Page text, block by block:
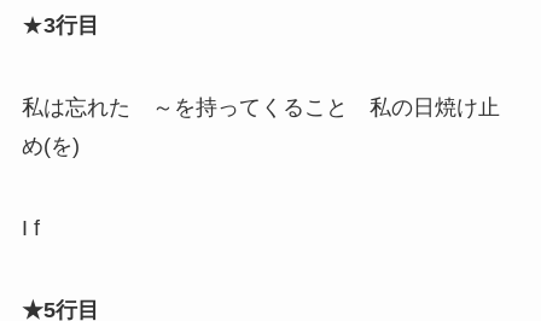
★3行目
私は忘れた ～を持ってくること 私の日焼け止
め(を)
I f
★5行目